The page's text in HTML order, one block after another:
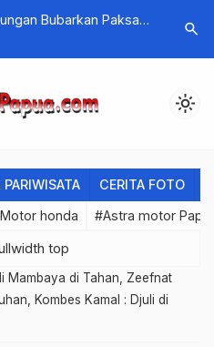
Bubarkan Paksa
Situssearch
light_mode
PARIWISATA CERITA FOTO
honda #Astra motor
Mambaya di Tahan, Zeefnat
Kombes Kamal : Djuli di